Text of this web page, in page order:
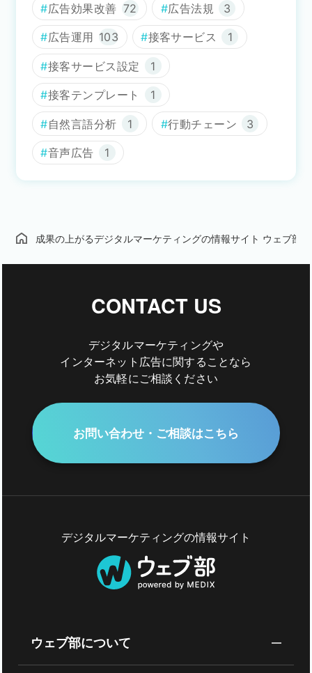
広告効果改善 72 広告法規 3
広告運用 103 接客サービス 1
接客サービス設定 1
接客テンプレート 1
自然言語分析 1 行動チェーン 3
音声広告 1
成果の上がるデジタルマーケティングの情報サイト ウェブ部
CONTACT US
デジタルマーケティングや
インターネット広告に関することなら
お気軽にご相談ください
お問い合わせ・ご相談はこちら
デジタルマーケティングの情報サイト
ウェブ部について